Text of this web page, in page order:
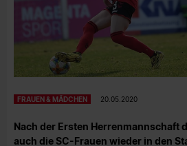
FRAUEN & MÄDCHEN 20.05.2020
Nach der Ersten Herrenmannschaft
auch die SC-Frauen wieder in den